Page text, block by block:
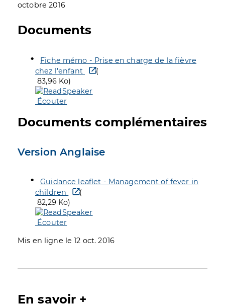
octobre 2016
Documents
Fiche mémo - Prise en charge de la fièvre
chez l'enfant
(
83,96 Ko)
Écouter
Documents complémentaires
Version Anglaise
Guidance leaflet - Management of fever in
children
(
82,29 Ko)
Écouter
Mis en ligne le 12 oct. 2016
En savoir +